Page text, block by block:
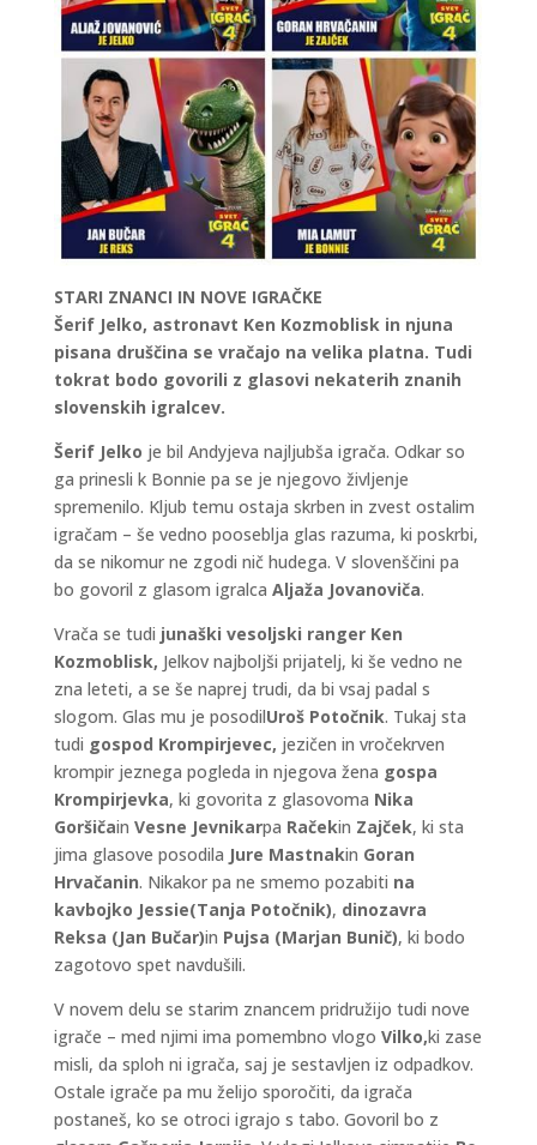
STARI ZNANCI IN NOVE IGRAČKE
Šerif Jelko, astronavt Ken Kozmoblisk in njuna
pisana druščina se vračajo na velika platna. Tudi
tokrat bodo govorili z glasovi nekaterih znanih
slovenskih igralcev.
Šerif Jelko je bil Andyjeva najljubša igrača. Odkar so
ga prinesli k Bonnie pa se je njegovo življenje
spremenilo. Kljub temu ostaja skrben in zvest ostalim
igračam – še vedno pooseblja glas razuma, ki poskrbi,
da se nikomur ne zgodi nič hudega. V slovenščini pa
bo govoril z glasom igralca Aljaža Jovanoviča.
Vrača se tudi junaški vesoljski ranger Ken
Kozmoblisk, Jelkov najboljši prijatelj, ki še vedno ne
zna leteti, a se še naprej trudi, da bi vsaj padal s
slogom. Glas mu je posodilUroš Potočnik. Tukaj sta
tudi gospod Krompirjevec, jezičen in vročekrven
krompir jeznega pogleda in njegova žena gospa
Krompirjevka, ki govorita z glasovoma Nika
Goršičain Vesne Jevnikarpa Račekin Zajček, ki sta
jima glasove posodila Jure Mastnakin Goran
Hrvačanin. Nikakor pa ne smemo pozabiti na
kavbojko Jessie(Tanja Potočnik), dinozavra
Reksa (Jan Bučar)in Pujsa (Marjan Bunič), ki bodo
zagotovo spet navdušili.
V novem delu se starim znancem pridružijo tudi nove
igrače – med njimi ima pomembno vlogo Vilko,ki zase
misli, da sploh ni igrača, saj je sestavljen iz odpadkov.
Ostale igrače pa mu želijo sporočiti, da igrača
postaneš, ko se otroci igrajo s tabo. Govoril bo z